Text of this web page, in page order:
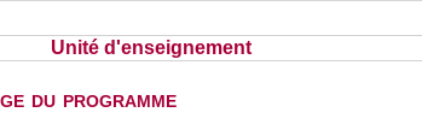
Unité d'enseignement
du programme